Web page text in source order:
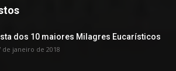
dos 10 maiores Milagres Eucarísticos
de janeiro de 2018